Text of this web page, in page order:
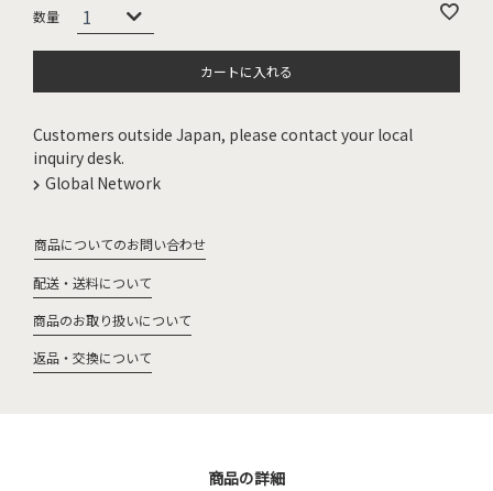
カートに入れる
Customers outside Japan, please contact your local
inquiry desk.
Global Network
商品についてのお問い合わせ
配送・送料について
商品のお取り扱いについて
返品・交換について
商品の詳細